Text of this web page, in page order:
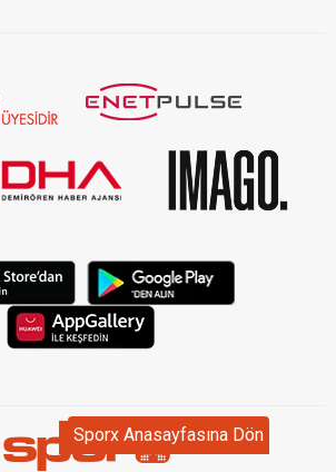
Sporx Anasayfasına Dön
Sporx Anasayfasına Dön